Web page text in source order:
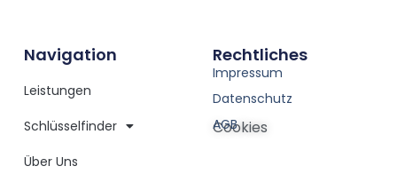
Navigation
Leistungen
Schlüsselfinder
Über Uns
Rechtliches
Impressum
Datenschutz
AGB
Cookies